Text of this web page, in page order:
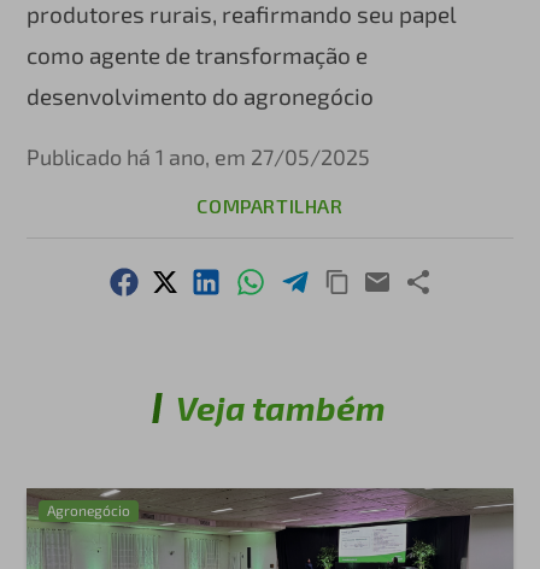
produtores rurais, reafirmando seu papel
como agente de transformação e
desenvolvimento do agronegócio
Publicado há 1 ano, em 27/05/2025
COMPARTILHAR
Veja também
Agronegócio